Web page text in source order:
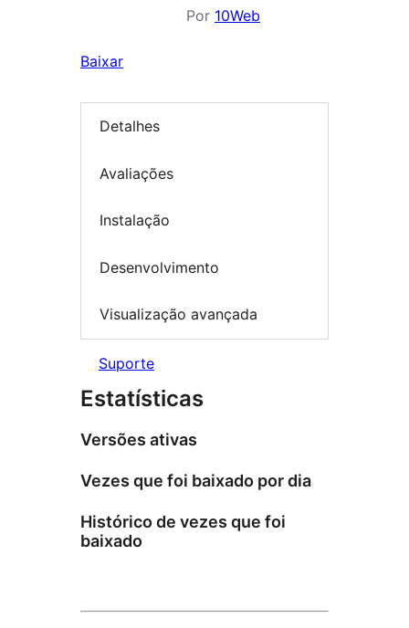
Por 10Web
Baixar
Detalhes
Avaliações
Instalação
Desenvolvimento
Visualização avançada
Suporte
Estatísticas
Versões ativas
Vezes que foi baixado por dia
Histórico de vezes que foi
baixado